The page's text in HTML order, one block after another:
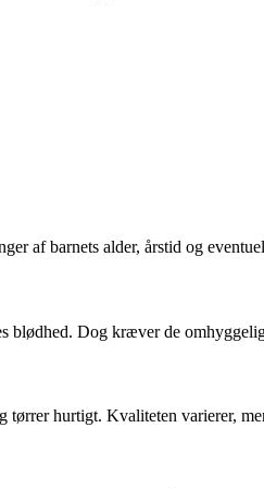
af barnets alder, årstid og
Dog kræver de
hurtigt. Kvaliteten varierer,